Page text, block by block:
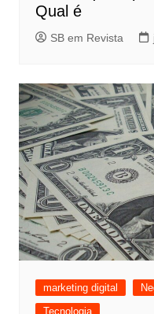
Qual é
SB em Revista
marketing digital
Tecnologia